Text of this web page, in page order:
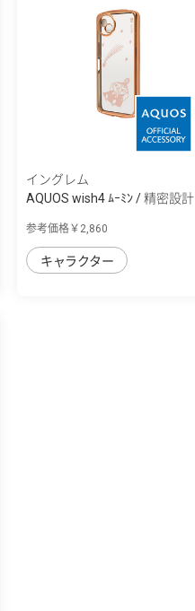
イングレム
AQUOS wish4 ﾑｰﾐﾝ / 精密設計
参考価格￥2,860
キャラクター